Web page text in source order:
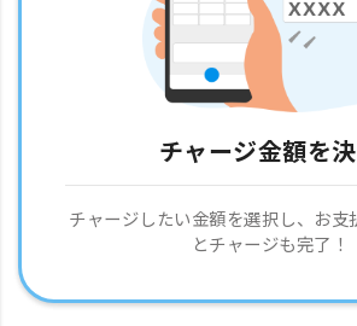
チャージ金額を
チャージしたい金額を選択し、お支
とチャージも完了！